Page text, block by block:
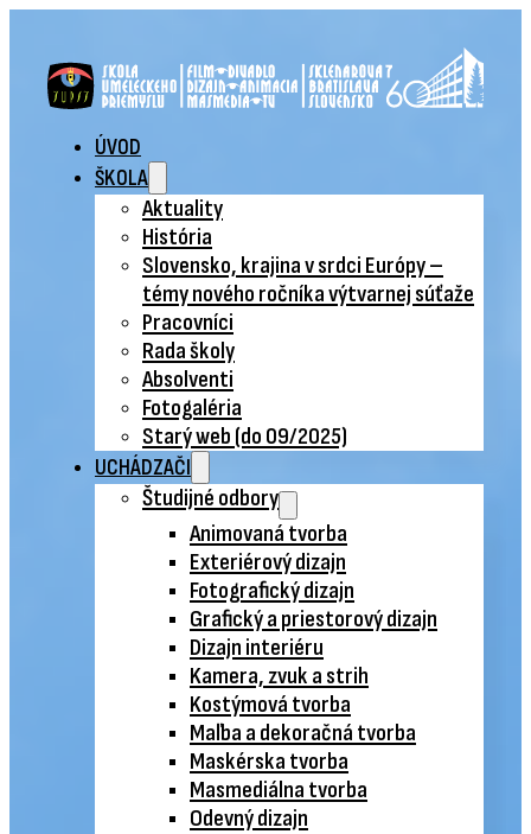
ÚVOD
ŠKOLA
Aktuality
História
Slovensko, krajina v srdci Európy –
témy nového ročníka výtvarnej súťaže
Pracovníci
Rada školy
Absolventi
Fotogaléria
Starý web (do 09/2025)
UCHÁDZAČI
Študijné odbory
Animovaná tvorba
Exteriérový dizajn
Fotografický dizajn
Grafický a priestorový dizajn
Dizajn interiéru
Kamera, zvuk a strih
Kostýmová tvorba
Maľba a dekoračná tvorba
Maskérska tvorba
Masmediálna tvorba
Odevný dizajn